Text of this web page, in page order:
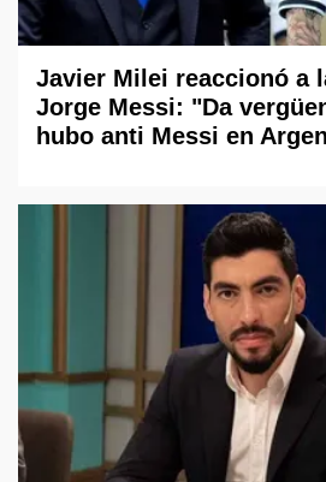
Javier Milei reaccionó a
Jorge Messi: "Da
hubo anti Messi en